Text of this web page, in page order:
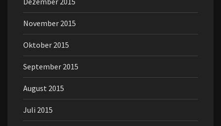
November 2015
Oktober 2015
September 2015
August 2015
Juli 2015